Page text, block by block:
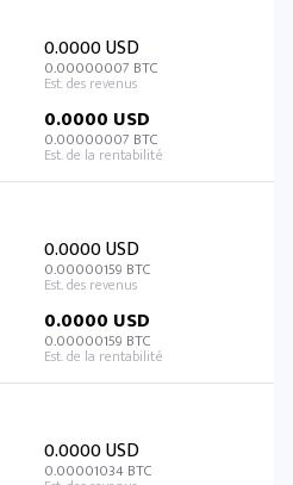
0.0000 USD
0.00000007 BTC
0.0000 USD
0.00000007 BTC
0.0000 USD
0.00000159 BTC
0.0000 USD
0.00000159 BTC
0.0000 USD
0.00001034 BTC